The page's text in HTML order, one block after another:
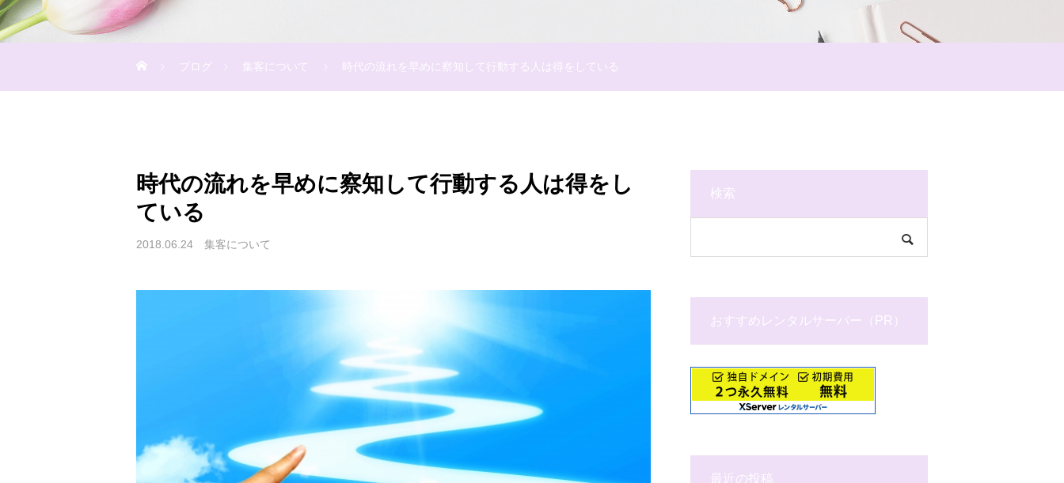
ブログ 集客について 時代の流れを早めに察知して行動する人は得をしている
時代の流れを早めに察知して行動する人は得をし
ている
2018.06.24 集客について
検索
おすすめレンタルサーバー（PR）
最近の投稿